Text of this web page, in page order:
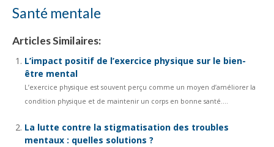
Santé mentale
Articles Similaires:
L’impact positif de l’exercice physique sur le bien-
être mental
L’exercice physique est souvent perçu comme un moyen d’améliorer la
condition physique et de maintenir un corps en bonne santé....
La lutte contre la stigmatisation des troubles
mentaux : quelles solutions ?